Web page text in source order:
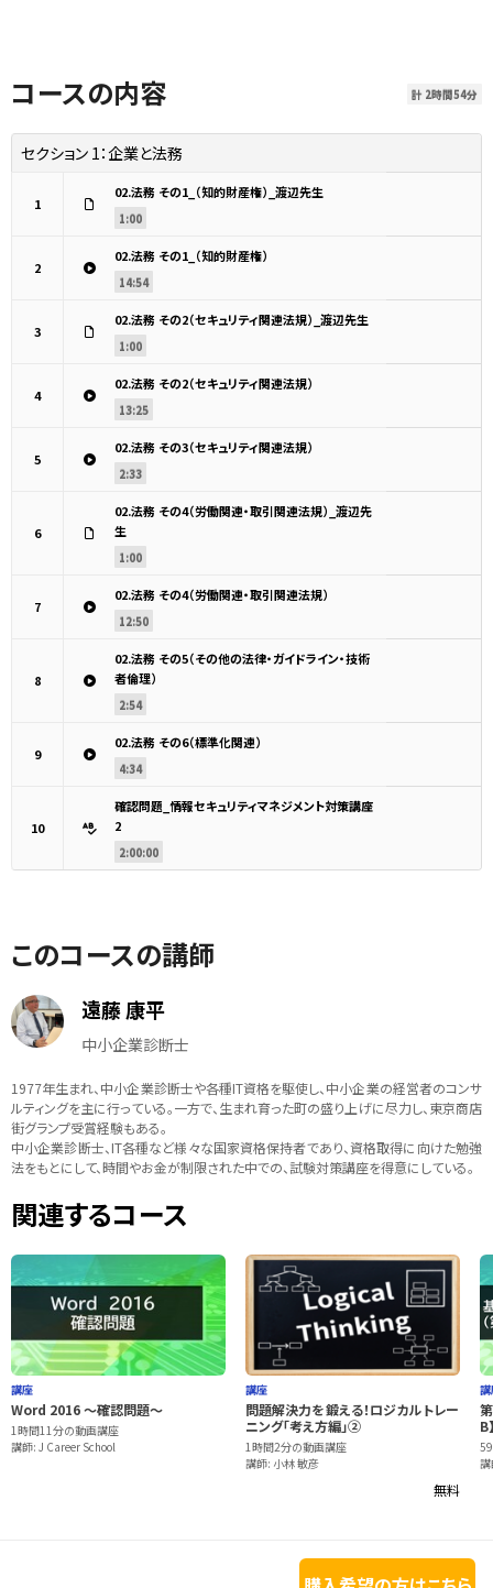
コースの内容 計 2時間54分
セクション 1：企業と法務
1
02.法務 その1_（知的財産権）_渡辺先生
1:00
2
02.法務 その1_（知的財産権）
14:54
3
02.法務 その2（セキュリティ関連法規）_渡辺先生
1:00
4
02.法務 その2（セキュリティ関連法規）
13:25
5
02.法務 その3（セキュリティ関連法規）
2:33
6
02.法務 その4（労働関連・取引関連法規）_渡辺先
生
1:00
7
02.法務 その4（労働関連・取引関連法規）
12:50
8
02.法務 その5（その他の法律・ガイドライン・技術
者倫理）
2:54
9
02.法務 その6（標準化関連）
4:34
10
確認問題_情報セキュリティマネジメント対策講座
2
2:00:00
このコースの講師
遠藤 康平
中小企業診断士
1977年生まれ、中小企業診断士や各種IT資格を駆使し、中小企業の経営者のコンサ
ルティングを主に行っている。一方で、生まれ育った町の盛り上げに尽力し、東京商店
街グランプ受賞経験もある。
中小企業診断士、IT各種など様々な国家資格保持者であり、資格取得に向けた勉強
法をもとにして、時間やお金が制限された中での、試験対策講座を得意にしている。
関連するコース
講座
Word 2016 ～確認問題～
1時間11分の動画講座
講師: J Career School
講座
問題解決力を鍛える！ロジカルトレー
ニング「考え方編」②
1時間2分の動画講座
講師: 小林 敏彦
無料
B
講